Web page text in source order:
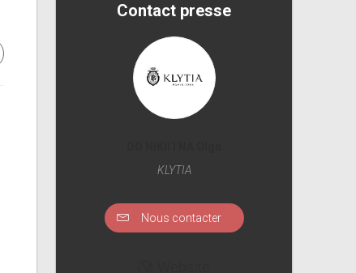
Contact presse
KLYTIA
Nous contacter